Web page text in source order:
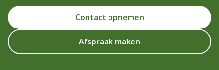
Contact opnemen
Afspraak maken